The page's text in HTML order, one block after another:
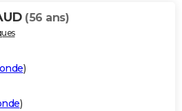
(56 ans)
)
)